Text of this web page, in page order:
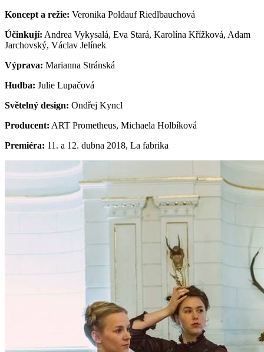
Koncept a režie: Veronika Poldauf Riedlbauchová
Účinkují: Andrea Vykysalá, Eva Stará, Karolína Křížková, Adam
Jarchovský, Václav Jelínek
Výprava: Marianna Stránská
Hudba: Julie Lupačová
Světelný design: Ondřej Kyncl
Producent: ART Prometheus, Michaela Holbíková
Premiéra: 11. a 12. dubna 2018, La fabrika